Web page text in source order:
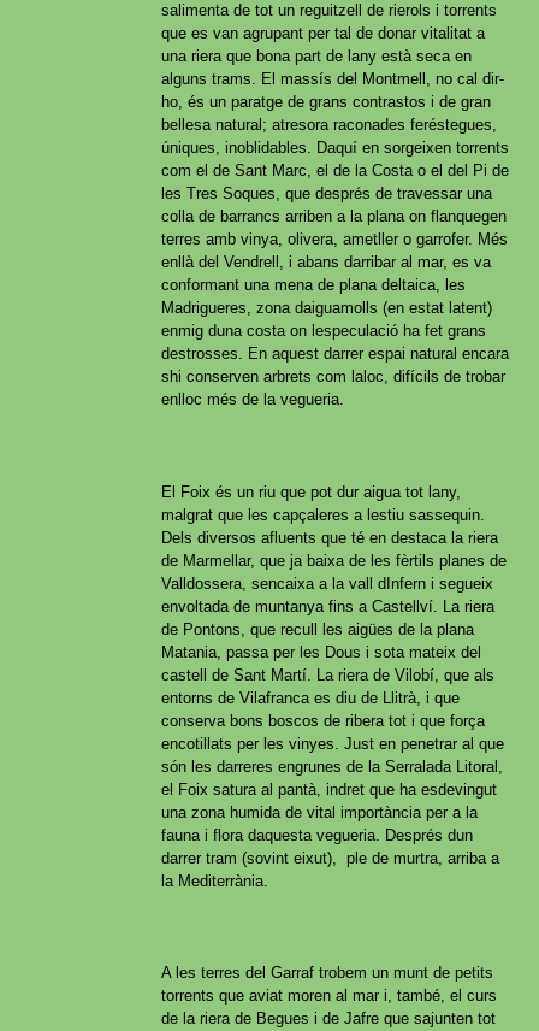
salimenta de tot un reguitzell de rierols i torrents
que es van agrupant per tal de donar vitalitat a
una riera que bona part de lany està seca en
alguns trams. El massís del Montmell, no cal dir-
ho, és un paratge de grans contrastos i de gran
bellesa natural; atresora raconades feréstegues,
úniques, inoblidables. Daquí en sorgeixen torrents
com el de Sant Marc, el de la Costa o el del Pi de
les Tres Soques, que després de travessar una
colla de barrancs arriben a la plana on flanquegen
terres amb vinya, olivera, ametller o garrofer. Més
enllà del Vendrell, i abans darribar al mar, es va
conformant una mena de plana deltaica, les
Madrigueres, zona daiguamolls (en estat latent)
enmig duna costa on lespeculació ha fet grans
destrosses. En aquest darrer espai natural encara
shi conserven arbrets com laloc, difícils de trobar
enlloc més de la vegueria.
El Foix és un riu que pot dur aigua tot lany,
malgrat que les capçaleres a lestiu sassequin.
Dels diversos afluents que té en destaca la riera
de Marmellar, que ja baixa de les fèrtils planes de
Valldossera, sencaixa a la vall dInfern i segueix
envoltada de muntanya fins a Castellví. La riera
de Pontons, que recull les aigües de la plana
Matania, passa per les Dous i sota mateix del
castell de Sant Martí. La riera de Vilobí, que als
entorns de Vilafranca es diu de Llitrà, i que
conserva bons boscos de ribera tot i que força
encotillats per les vinyes. Just en penetrar al que
són les darreres engrunes de la Serralada Litoral,
el Foix satura al pantà, indret que ha esdevingut
una zona humida de vital importància per a la
fauna i flora daquesta vegueria. Després dun
darrer tram (sovint eixut), ple de murtra, arriba a
la Mediterrània.
A les terres del Garraf trobem un munt de petits
torrents que aviat moren al mar i, també, el curs
de la riera de Begues i de Jafre que sajunten tot